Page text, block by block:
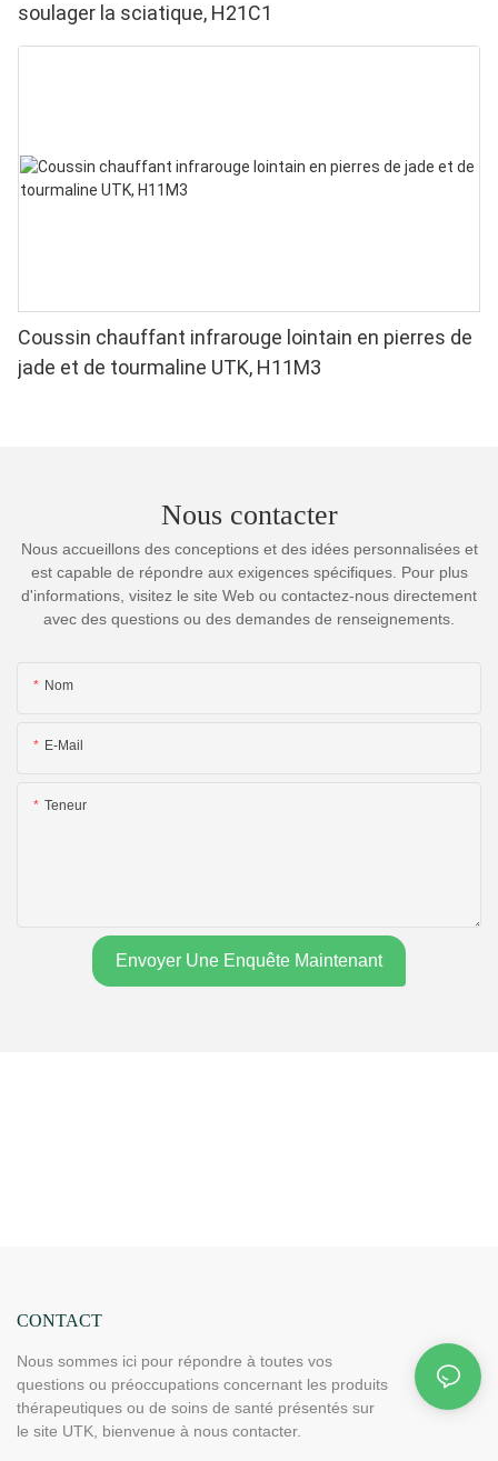
soulager la sciatique, H21C1
Coussin chauffant infrarouge lointain en pierres de
jade et de tourmaline UTK, H11M3
Nous contacter
Nous accueillons des conceptions et des idées personnalisées et
est capable de répondre aux exigences spécifiques. Pour plus
d'informations, visitez le site Web ou contactez-nous directement
avec des questions ou des demandes de renseignements.
Nom
E-Mail
Teneur
Envoyer Une Enquête Maintenant
CONTACT
Nous sommes ici pour répondre à toutes vos
questions ou préoccupations concernant les produits
thérapeutiques ou de soins de santé présentés sur
le site UTK, bienvenue à nous contacter.